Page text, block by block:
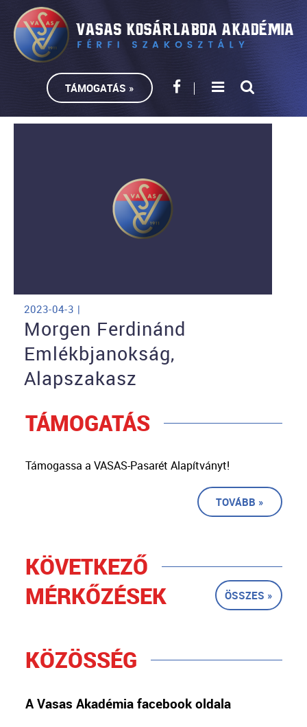
TÁMOGATÁS »
2023-04-3 |
Morgen Ferdinánd
Emlékbjanokság,
Alapszakasz
TÁMOGATÁS
Támogassa a VASAS-Pasarét Alapítványt!
TOVÁBB »
KÖVETKEZŐ
MÉRKŐZÉSEK
ÖSSZES »
KÖZÖSSÉG
A Vasas Akadémia facebook oldala